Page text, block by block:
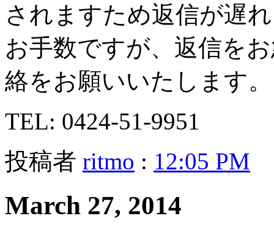
されますため返信が遅
お手数ですが、返信を
絡をお願いいたします。
TEL: 0424-51-9951
投稿者 ritmo : 12:05 PM
March 27, 2014